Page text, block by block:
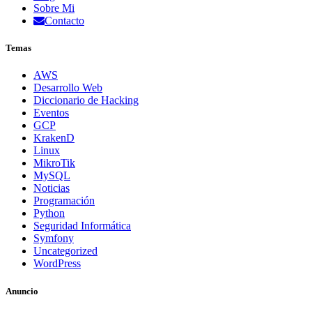
Sobre Mi
Contacto
Temas
AWS
Desarrollo Web
Diccionario de Hacking
Eventos
GCP
KrakenD
Linux
MikroTik
MySQL
Noticias
Programación
Python
Seguridad Informática
Symfony
Uncategorized
WordPress
Anuncio